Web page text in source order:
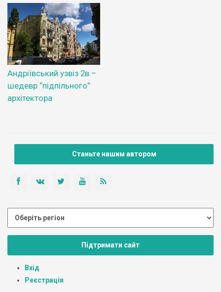
Андріївський узвіз 2в –
шедевр “підпільного”
архітектора
Станьте нашим автором
Підтримати сайт
Вхід
Реєстрація